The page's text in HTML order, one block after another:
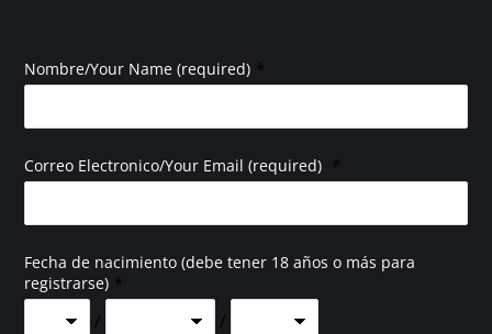
Nombre/Your Name (required) *
Correo Electronico/Your Email (required) *
Fecha de nacimiento (debe tener 18 años o más para
registrarse) *
/ /